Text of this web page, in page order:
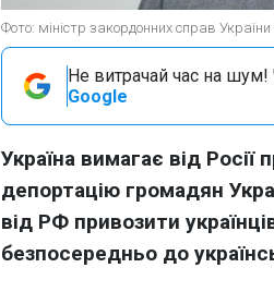
Фото: міністр закордонних справ
Не витрачай час на шум!
Google
Україна вимагає від
депортацію громадян
від РФ привозити
безпосередньо до